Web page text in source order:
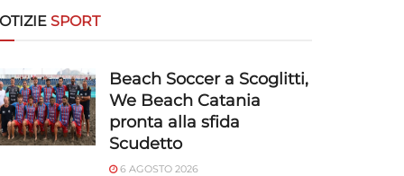
SPORT
Beach Soccer a Scoglitti,
We Beach Catania
pronta alla sfida
Scudetto
6 AGOSTO 2026